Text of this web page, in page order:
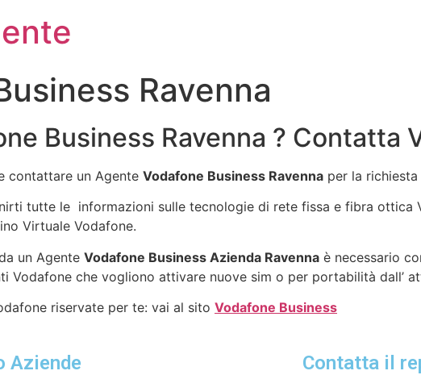
Ravenna
Business Ravenna ? Contatta
contattare un Agente Vodafone Business Ravenna per la
tutte le informazioni sulle tecnologie di rete fissa e fibra ottica
Virtuale Vodafone.
un Agente Vodafone Business Azienda Ravenna è necessario
Vodafone che vogliono attivare nuove sim o per portabilità dall’
riservate per te: vai al sito Vodafone Business
Aziende Contatta il